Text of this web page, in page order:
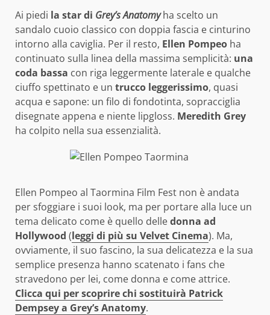
Ai piedi la star di Grey’s Anatomyha scelto un
sandalo cuoio classico con doppia fascia e cinturino
intorno alla caviglia. Per il resto, Ellen Pompeo ha
continuato sulla linea della massima semplicità: una
coda bassa con riga leggermente laterale e qualche
ciuffo spettinato e un trucco leggerissimo, quasi
acqua e sapone: un filo di fondotinta, sopracciglia
disegnate appena e niente lipgloss. Meredith Grey
ha colpito nella sua essenzialità.
Ellen Pompeo al Taormina Film Fest non è andata
per sfoggiare i suoi look, ma per portare alla luce un
tema delicato come è quello delledonna ad
Hollywood (leggi di più su Velvet Cinema). Ma,
ovviamente, il suo fascino, la sua delicatezza e la sua
semplice presenza hanno scatenato i fans che
stravedono per lei, come donna e come attrice.
Clicca qui per scoprire chi sostituirà Patrick
Dempsey a Grey’s Anatomy.